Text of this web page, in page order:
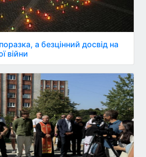
а безцінний досвід на
війни